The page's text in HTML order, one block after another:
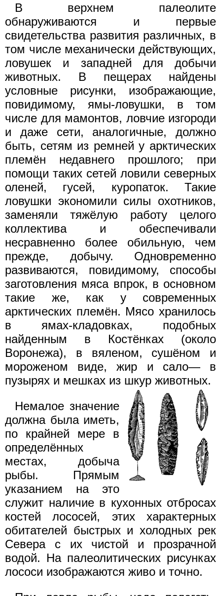
В верхнем палеолите
обнаруживаются и первые
свидетельства развития различных, в
том числе механически действующих,
ловушек и западней для добычи
животных. В пещерах найдены
условные рисунки, изображающие,
повидимому, ямы-ловушки, в том
числе для мамонтов, ловчие изгороди
и даже сети, аналогичные, должно
быть, сетям из ремней у арктических
племён недавнего прошлого; при
помощи таких сетей ловили северных
оленей, гусей, куропаток. Такие
ловушки экономили силы охотников,
заменяли тяжёлую работу целого
коллектива и обеспечивали
несравненно более обильную, чем
прежде, добычу. Одновременно
развиваются, повидимому, способы
заготовления мяса впрок, в основном
такие же, как у современных
арктических племён. Мясо хранилось
в ямах-кладовках, подобных
найденным в Костёнках (около
Воронежа), в вяленом, сушёном и
мороженом виде, жир и сало— в
пузырях и мешках из шкур животных.
Немалое значение
должна была иметь,
по крайней мере в
определённых
местах, добыча
рыбы. Прямым
указанием на это
служит наличие в кухонных отбросах
костей лососей, этих характерных
обитателей быстрых и холодных рек
Севера с их чистой и прозрачной
водой. На палеолитических рисунках
лососи изображаются живо и точно.